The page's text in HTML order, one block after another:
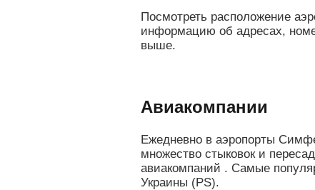
Посмотреть расположение
информацию об адресах,
выше.
Авиакомпании
Ежедневно в аэропорты
множество стыковок и
авиакомпаний . Самые
Украины (PS).